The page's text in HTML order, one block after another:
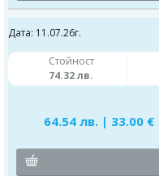
Дата: 11.07.26г.
Стойност
74.32 лв.
64.54 лв. | 33.00 €